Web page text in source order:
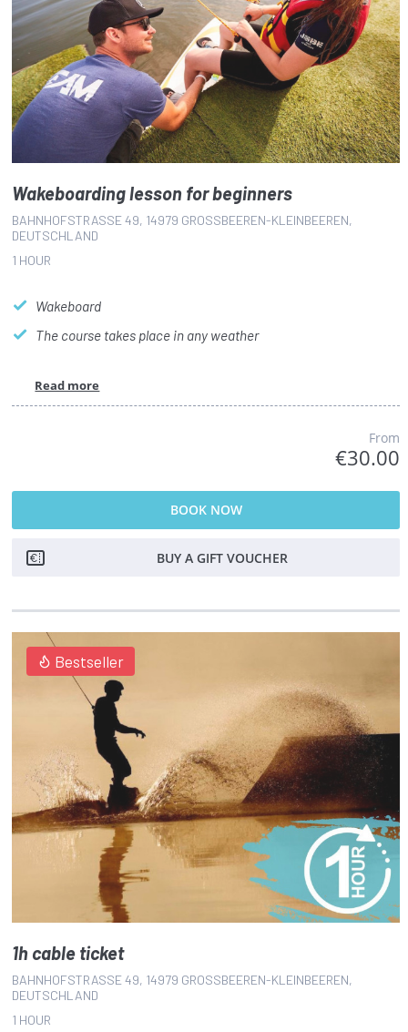
Wakeboarding lesson for beginners
BAHNHOFSTRASSE 49, 14979 GROSSBEEREN-KLEINBEEREN, DE
UTSCHLAND
1 HOUR
Wakeboard
The course takes place in any weather
Read more
From
€30.00
BOOK NOW
BUY A GIFT VOUCHER
Bestseller
1h cable ticket
BAHNHOFSTRASSE 49, 14979 GROSSBEEREN-KLEINBEEREN, DE
UTSCHLAND
1 HOUR